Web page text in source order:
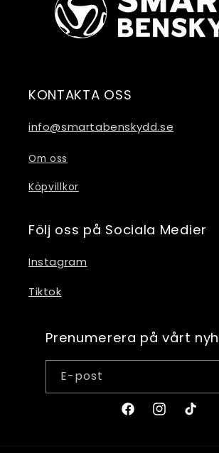
KONTAKTA OSS
info@smartabenskydd.se
Om oss
Köpvillkor
Följ oss på Sociala Medier
Instagram
Tiktok
Prenumerera på vårt
E-post
FacebookInstagram
TikTok